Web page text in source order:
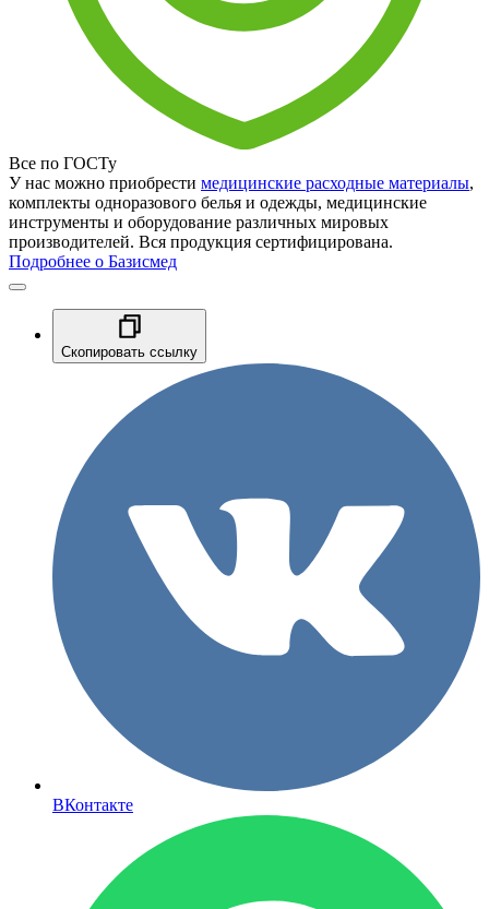
Все по ГОСТу
У нас можно приобрести медицинские расходные материалы,
комплекты одноразового белья и одежды, медицинские
инструменты и оборудование различных мировых
производителей. Вся продукция сертифицирована.
Подробнее о Базисмед
Скопировать ссылку
ВКонтакте